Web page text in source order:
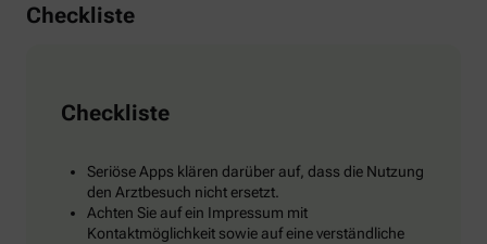
Checkliste
Checkliste
Seriöse Apps klären darüber auf, dass die Nutzung
den Arztbesuch nicht ersetzt.
Achten Sie auf ein Impressum mit
Kontaktmöglichkeit sowie auf eine verständliche